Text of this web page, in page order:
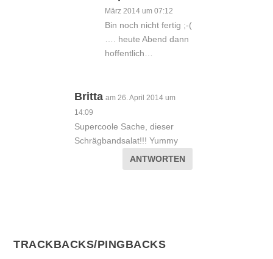
März 2014 um 07:12
Bin noch nicht fertig ;-(
…. heute Abend dann
hoffentlich…
Britta am 26. April 2014 um
14:09
Supercoole Sache, dieser
Schrägbandsalat!!! Yummy
ANTWORTEN
TRACKBACKS/PINGBACKS